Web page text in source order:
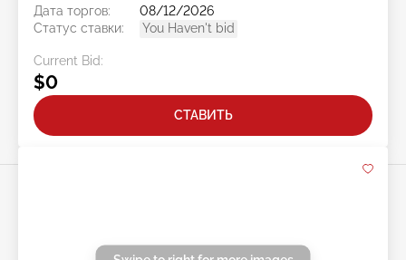
Дата торгов:
08/12/2026
Статус ставки:
You Haven't bid
Current Bid:
$0
СТАВИТЬ